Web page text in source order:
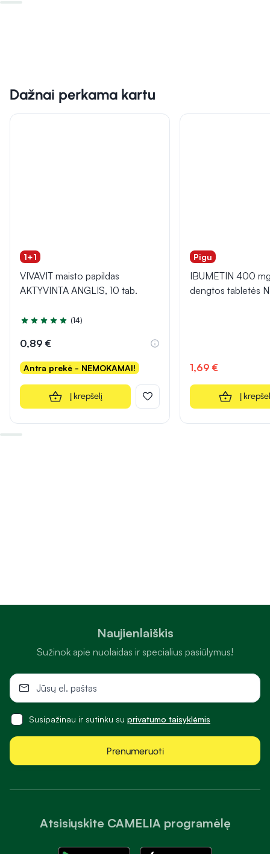
Dažnai perkama kartu
1+1
VIVAVIT maisto papildas
AKTYVINTA ANGLIS, 10 tab.
Įvertinimas 5.0 iš 5
(14)
0,89 €
Antra prekė - NEMOKAMAI!
Į krepšelį
Pigu
IBUMETIN 400
dengtos tabletės
1,69 €
Į
Atsisiųskite CAMELIA programėlę
Naujienlaiškis
Sužinok apie nuolaidas ir specialius pasiūlymus!
Susipažinau ir sutinku su privatumo taisyklėmis
Prenumeruoti